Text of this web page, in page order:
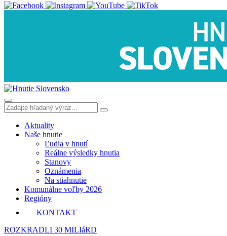
Aktuality
Naše hnutie
Ľudia v hnutí
Reálne výsledky hnutia
Stanovy
Oznámenia
Na stiahnutie
Komunálne voľby 2026
Regióny
KONTAKT
ROZKRADLI 30 MILIáRD